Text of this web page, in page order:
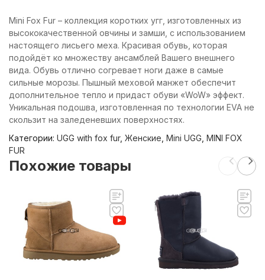
Mini Fox Fur – коллекция коротких угг, изготовленных из
высококачественной овчины и замши, с использованием
настоящего лисьего меха. Красивая обувь, которая
подойдёт ко множеству ансамблей Вашего внешнего
вида. Обувь отлично согревает ноги даже в самые
сильные морозы. Пышный меховой манжет обеспечит
дополнительное тепло и придаст обуви «WoW» эффект.
Уникальная подошва, изготовленная по технологии EVA не
скользит на заледеневших поверхностях.
Категории: UGG with fox fur, Женские Mini UGG MINI FOX
FUR
Похожие товары